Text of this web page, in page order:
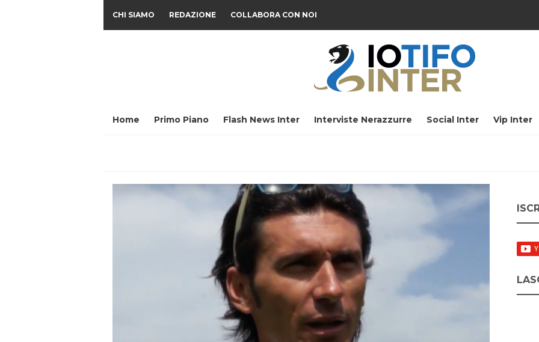
CHI SIAMO REDAZIONE COLLABORA CON NOI
Home Primo Piano Flash News Inter Interviste Nerazzurre Social Inter Vip Inter